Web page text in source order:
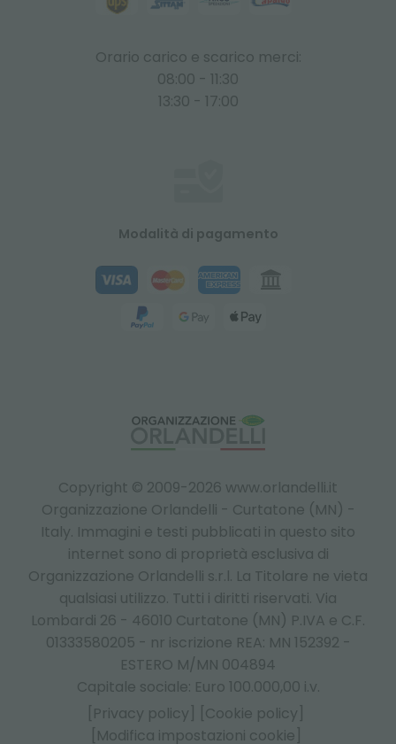
Copyright © 2009-2026 www.orlandelli.it
Organizzazione Orlandelli - Curtatone (MN) -
Italy. Immagini e testi pubblicati in questo sito
internet sono di proprietà esclusiva di
Organizzazione Orlandelli s.r.l. La Titolare ne vieta
qualsiasi utilizzo. Tutti i diritti riservati. Via
Lombardi 26 - 46010 Curtatone (MN) P.IVA e C.F.
01333580205 - nr iscrizione REA: MN 152392 -
ESTERO M/MN 004894
Capitale sociale: Euro 100.000,00 i.v.
[Privacy policy]
[Cookie policy]
[Modifica impostazioni cookie]
Orario carico e scarico merci:
08:00 - 11:30
13:30 - 17:00
Modalità di pagamento